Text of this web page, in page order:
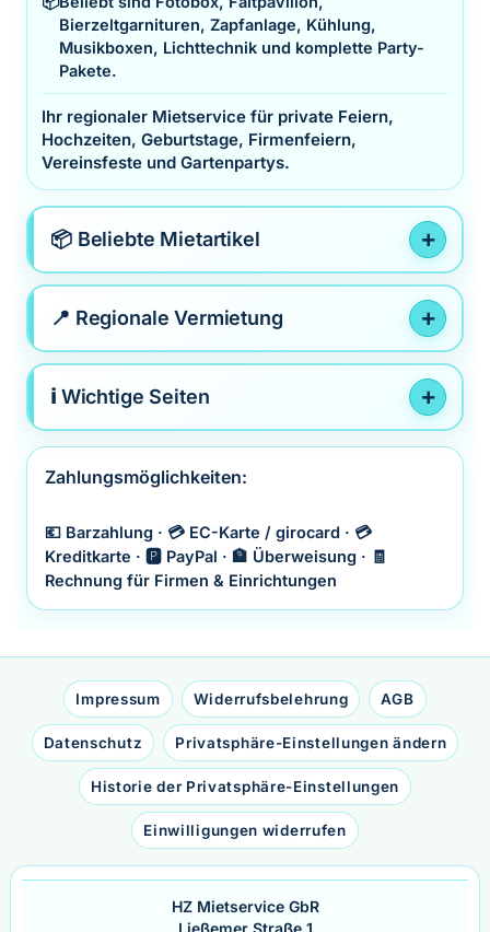
Bierzeltgarnituren, Zapfanlage, Kühlung,
Musikboxen, Lichttechnik und komplette Party-
Pakete.
Ihr regionaler Mietservice für private Feiern,
Hochzeiten, Geburtstage, Firmenfeiern,
Vereinsfeste und Gartenpartys.
📦 Beliebte Mietartikel
📍 Regionale Vermietung
ℹ️ Wichtige Seiten
Zahlungsmöglichkeiten:
💶 Barzahlung · 💳 EC-Karte / girocard · 💳
Kreditkarte · 🅿️ PayPal · 🏦 Überweisung · 🧾
Rechnung für Firmen & Einrichtungen
Impressum Widerrufsbelehrung AGB
Datenschutz Privatsphäre-Einstellungen ändern
Historie der Privatsphäre-Einstellungen
Einwilligungen widerrufen
HZ Mietservice GbR
Ließemer Straße 1